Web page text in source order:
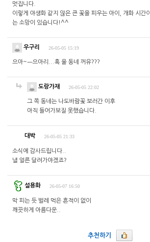
멋집니다.
이렇게 야생화 같지 않은 큰 꽃을 피우는 아이, 개화 시간
는 소망이 있습니다!^^
우구리 26-05-05 15:19
으아~ㅡ으아리...혹 울 동네 꺼유???
도랑가재 26-05-05 22:02
그 쪽 동네는 나도바람꽃 보러간 이후
아직 들어가보질 못했습니다.
대박 26-05-05 21:33
소식에 감사드립니다..
낼 얼른 달려가야겠죠?
설용화 26-05-07 16:50
막 피는 듯 벌레 먹은 흔적이 없이
깨끗하게 아름다운..
추천하기